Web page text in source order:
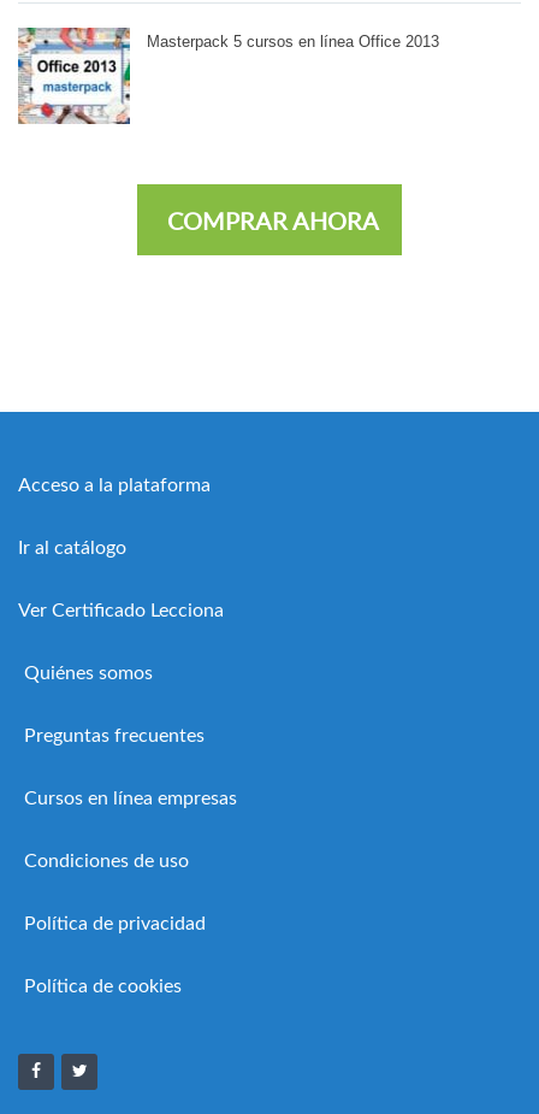
Masterpack 5 cursos en línea Office 2013
COMPRAR AHORA
Acceso a la plataforma
Ir al catálogo
Ver Certificado Lecciona
Quiénes somos
Preguntas frecuentes
Cursos en línea empresas
Condiciones de uso
Política de privacidad
Política de cookies